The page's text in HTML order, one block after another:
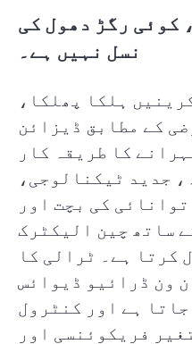
کوئی رگڑ دھول کی
نسل نہیں ہے۔
ہلکا پھلکا،
کے مطابق ڈیزائن
کا طریقہ کار
جدید ٹیکنالوجی،
کی بچت اور
ساتھ چین الیکٹرک
کرتا ہے۔ ٹرالی کا
ون ڈرائیو ڈیوائس
جاتا ہے اور کنٹرول
فریکوئنسی اور